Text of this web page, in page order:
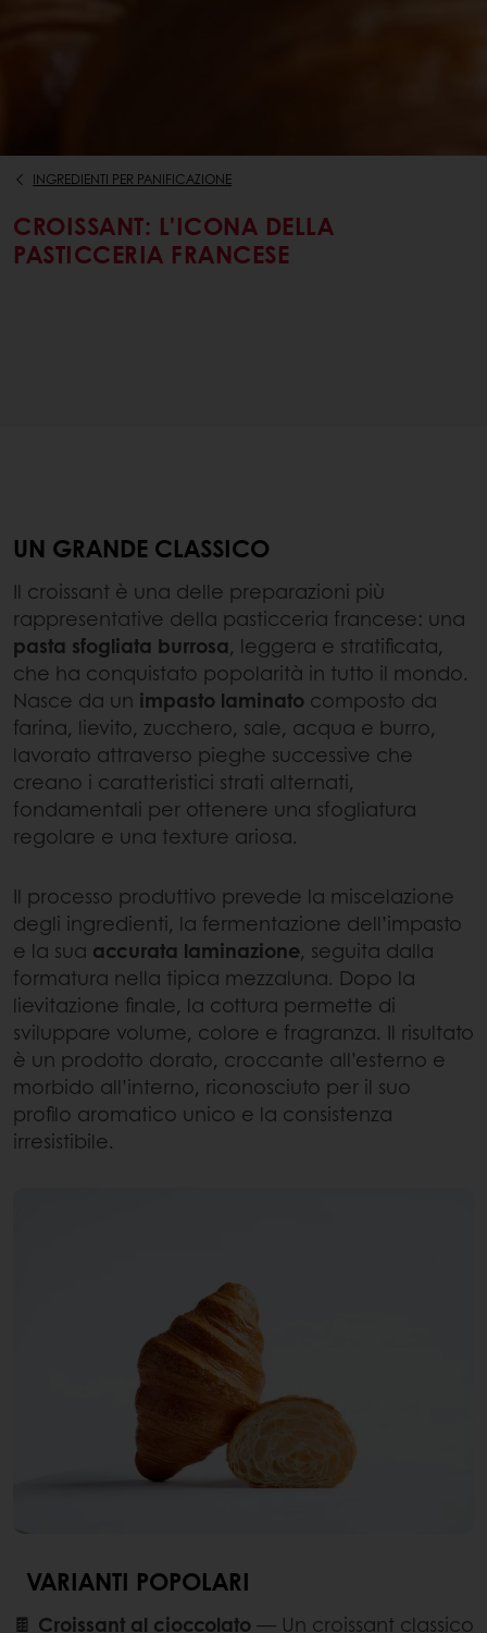
INGREDIENTI PER PANIFICAZIONE
CROISSANT: L'ICONA DELLA
PASTICCERIA FRANCESE
UN GRANDE CLASSICO
Il croissant è una delle preparazioni più
rappresentative della pasticceria francese: una
pasta sfogliata burrosa, leggera e stratificata,
che ha conquistato popolarità in tutto il mondo.
Nasce da un impasto laminato composto da
farina, lievito, zucchero, sale, acqua e burro,
lavorato attraverso pieghe successive che
creano i caratteristici strati alternati,
fondamentali per ottenere una sfogliatura
regolare e una texture ariosa.
Il processo produttivo prevede la miscelazione
degli ingredienti, la fermentazione dell’impasto
e la sua accurata laminazione, seguita dalla
formatura nella tipica mezzaluna. Dopo la
lievitazione finale, la cottura permette di
sviluppare volume, colore e fragranza. Il risultato
è un prodotto dorato, croccante all’esterno e
morbido all’interno, riconosciuto per il suo
profilo aromatico unico e la consistenza
irresistibile.
VARIANTI POPOLARI
🍫 Croissant al cioccolato— Un croissant classico